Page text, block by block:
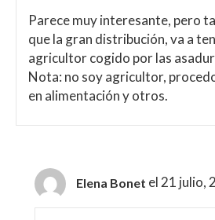
Parece muy interesante, pero
que la gran distribución, va a
agricultor cogido por las
Nota: no soy agricultor,
en alimentación y otros.
Elena Bonet el 21 julio,